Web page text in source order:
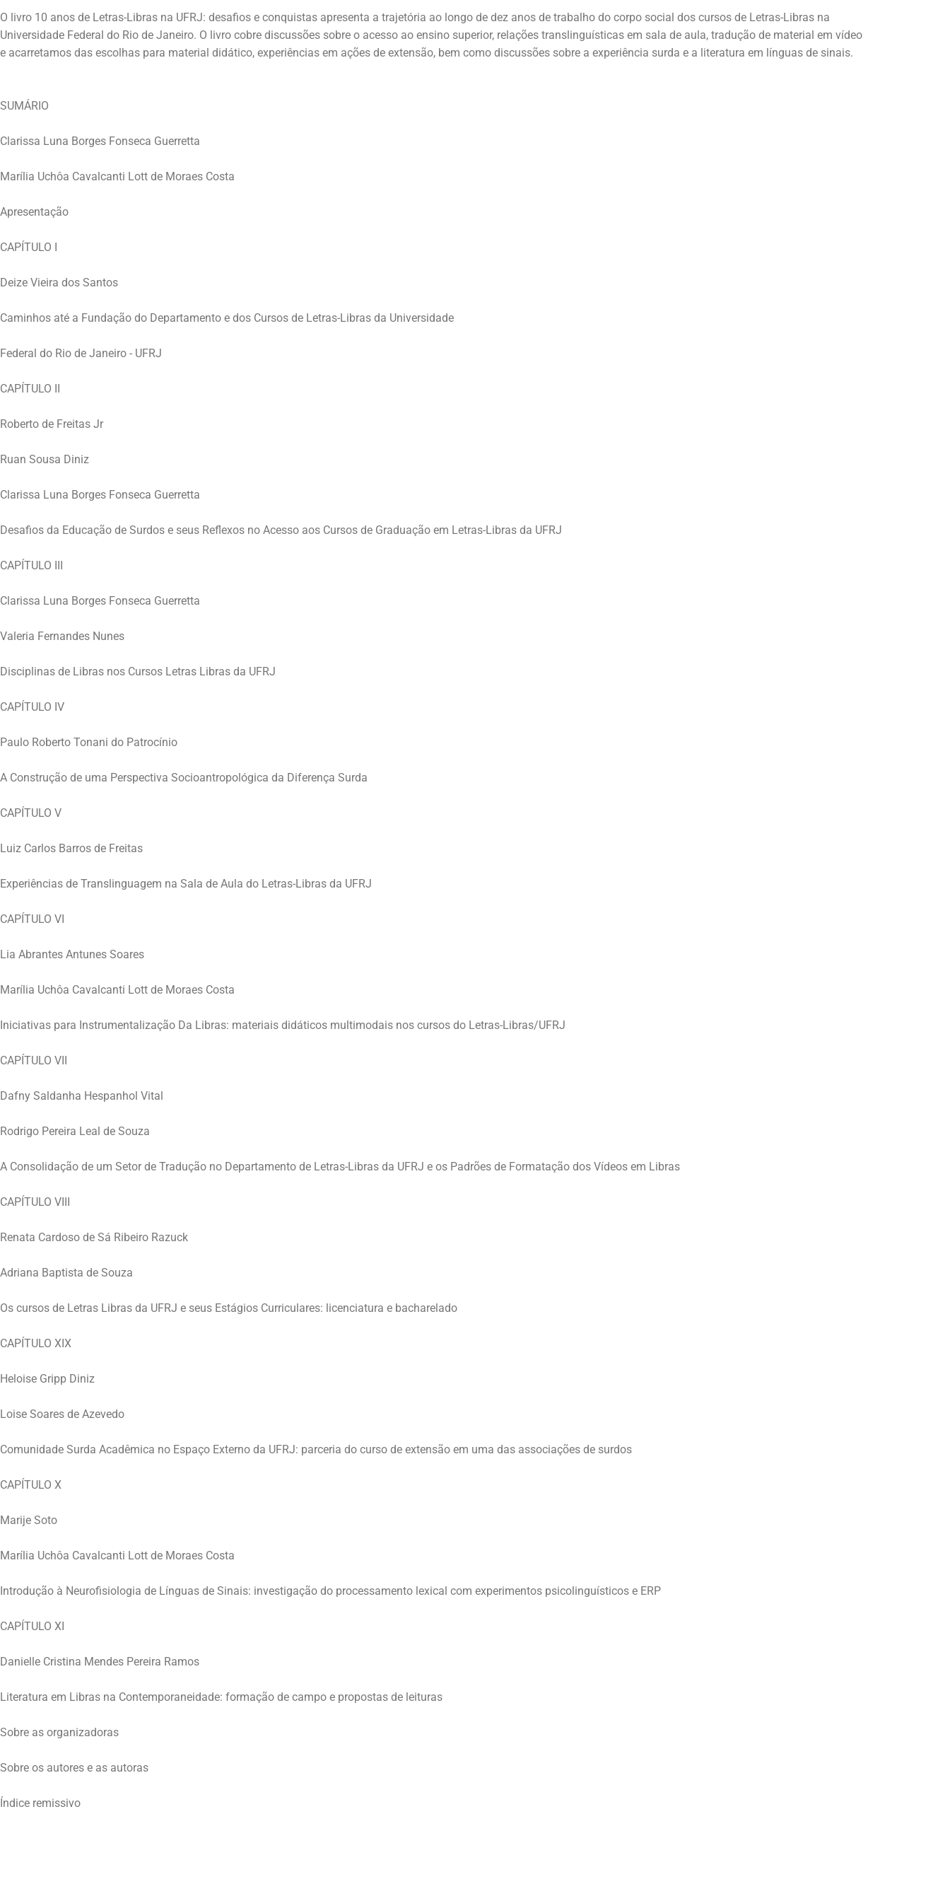
O livro 10 anos de Letras-Libras na UFRJ: desafios e conquistas apresenta a trajetória ao longo de dez anos de trabalho do corpo social dos cursos de Letras-Libras na
Universidade Federal do Rio de Janeiro. O livro cobre discussões sobre o acesso ao ensino superior, relações translinguísticas em sala de aula, tradução de material em vídeo
SUMÁRIO
Clarissa Luna Borges Fonseca Guerretta
Marília Uchôa Cavalcanti Lott de Moraes Costa
Apresentação
CAPÍTULO I
Deize Vieira dos Santos
Caminhos até a Fundação do Departamento e dos Cursos de Letras-Libras da Universidade
Federal do Rio de Janeiro - UFRJ
CAPÍTULO II
Roberto de Freitas Jr
Ruan Sousa Diniz
Clarissa Luna Borges Fonseca Guerretta
Desafios da Educação de Surdos e seus Reflexos no Acesso aos Cursos de Graduação em Letras-Libras da UFRJ
CAPÍTULO III
Clarissa Luna Borges Fonseca Guerretta
Valeria Fernandes Nunes
Disciplinas de Libras nos Cursos Letras Libras da UFRJ
CAPÍTULO IV
Paulo Roberto Tonani do Patrocínio
A Construção de uma Perspectiva Socioantropológica da Diferença Surda
CAPÍTULO V
Luiz Carlos Barros de Freitas
Experiências de Translinguagem na Sala de Aula do Letras-Libras da UFRJ
CAPÍTULO VI
Lia Abrantes Antunes Soares
Marília Uchôa Cavalcanti Lott de Moraes Costa
Iniciativas para Instrumentalização Da Libras: materiais didáticos multimodais nos cursos do Letras-Libras/UFRJ
CAPÍTULO VII
Dafny Saldanha Hespanhol Vital
Rodrigo Pereira Leal de Souza
A Consolidação de um Setor de Tradução no Departamento de Letras-Libras da UFRJ e os Padrões de Formatação dos Vídeos em Libras
CAPÍTULO VIII
Renata Cardoso de Sá Ribeiro Razuck
Adriana Baptista de Souza
Os cursos de Letras Libras da UFRJ e seus Estágios Curriculares: licenciatura e bacharelado
CAPÍTULO XIX
Heloise Gripp Diniz
Loise Soares de Azevedo
Comunidade Surda Acadêmica no Espaço Externo da UFRJ: parceria do curso de extensão em uma das associações de surdos
CAPÍTULO X
Marije Soto
Marília Uchôa Cavalcanti Lott de Moraes Costa
Introdução à Neurofisiologia de Línguas de Sinais: investigação do processamento lexical com experimentos psicolinguísticos e ERP
CAPÍTULO XI
Danielle Cristina Mendes Pereira Ramos
Literatura em Libras na Contemporaneidade: formação de campo e propostas de leituras
Sobre as organizadoras
Sobre os autores e as autoras
Índice remissivo